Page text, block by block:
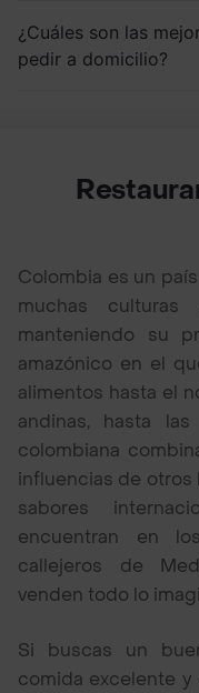
¿Cuáles son las
pedir a domicilio?
Colombia es un
muchas
manteniendo su
amazónico en el
alimentos hasta el
andinas, hasta
colombiana
influencias de otros
sabores
encuentran en
callejeros de
venden todo lo
Si buscas un
comida excelente